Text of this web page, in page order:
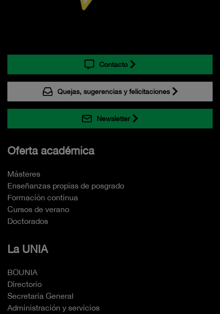
Contacto
Quejas, sugerencias y felicitaciones
Newsletter
Oferta académica
Másteres
Enseñanzas propias de posgrado
Formación continua
Cursos de verano
Doctorados
La UNIA
BOUNIA
Directorio
Secretaría General
Administración y servicios